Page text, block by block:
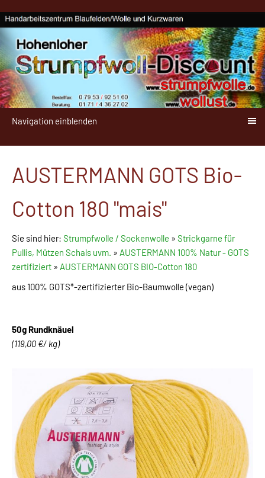
Navigation einblenden
AUSTERMANN GOTS Bio-
Cotton 180 "mais"
Sie sind hier: Strumpfwolle / Sockenwolle » Strickgarne für
Pullis, Mützen Schals uvm. » AUSTERMANN 100% Natur - GOTS
zertifiziert » AUSTERMANN GOTS BIO-Cotton 180
aus 100% GOTS*-zertifizierter Bio-Baumwolle (vegan)
50g Rundknäuel
(119,00 €/ kg)